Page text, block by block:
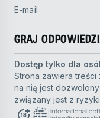
E-mail
GRAJ
Dostęp tylko dla
Strona zawiera treści
na nią jest
związany jest z